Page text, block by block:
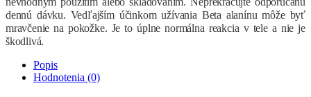
dennú dávku. Vedľajším účinkom užívania Beta alanínu môže byť
mravčenie na pokožke. Je to úplne normálna reakcia v tele a nie je
škodlivá.
Popis
Hodnotenia (0)